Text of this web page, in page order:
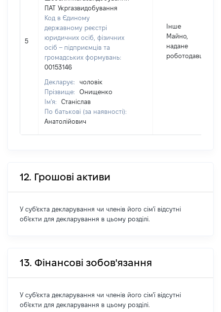
5
ПАТ Укргазвидобування
Код в Єдиному
державному реєстрі
юридичних осіб, фізичних
осіб – підприємців та
громадських формувань:
00153146
Декларує:
чоловік
Прізвище:
Онищенко
Ім'я:
Станіслав
По батькові (за наявності):
Анатолійович
Інше
Майно,
надане
роботодавцем
12. Грошові активи
У суб'єкта декларування чи членів його сім'ї відсутні
об'єкти для декларування в цьому розділі.
13. Фінансові зобов'язання
У суб'єкта декларування чи членів його сім'ї відсутні
об'єкти для декларування в цьому розділі.